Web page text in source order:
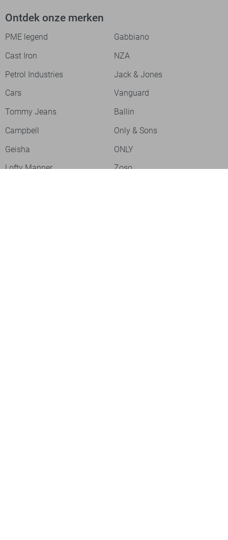
Ontdek onze merken
PME legend
Gabbiano
Cast Iron
NZA
Petrol Industries
Jack & Jones
Cars
Vanguard
Tommy Jeans
Ballin
Campbell
Only & Sons
Geisha
ONLY
Lofty Manner
Zoso